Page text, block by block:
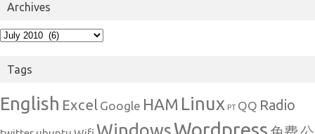
Archives
Archives
Tags
English Excel Google HAM Linux PT QQ Radio
Wordpress